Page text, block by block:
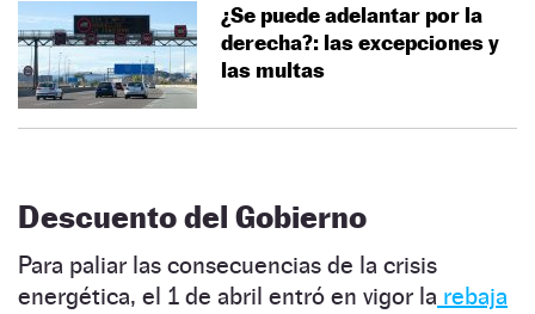
¿Se puede adelantar por la
derecha?: las excepciones y
las multas
Descuento del Gobierno
Para paliar las consecuencias de la crisis
energética, el 1 de abril entró en vigor la rebaja